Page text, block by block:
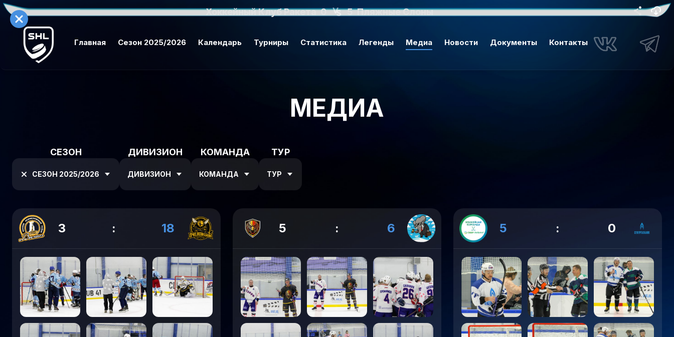
Главная Сезон 2025/2026 Календарь Турниры Статистика Легенды Медиа Новости Документы Контакты
МЕДИА
СЕЗОН
СЕЗОН 2025/2026
ДИВИЗИОН
ДИВИЗИОН
КОМАНДА
КОМАНДА
ТУР
ТУР
3 : 18 5 : 6 5 : 0
Хоккейный Клуб Ракета 0 5 Пляжные Слоны